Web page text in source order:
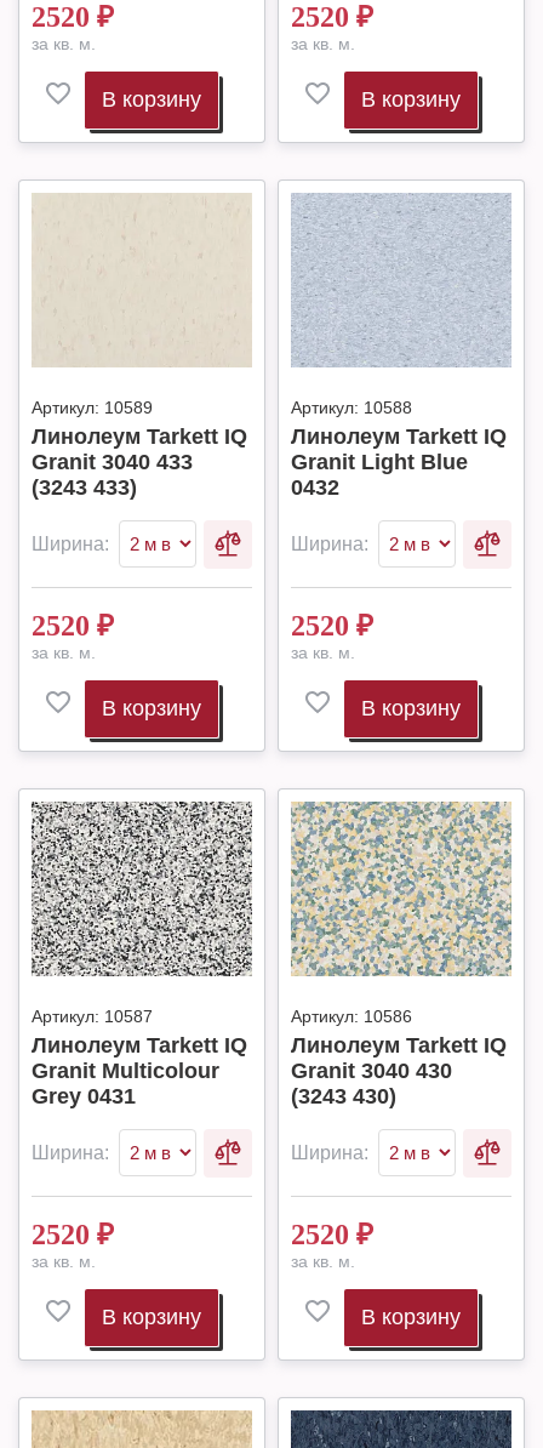
2520 ₽
за кв. м.
В корзину
2520 ₽
за кв. м.
В корзину
Артикул: 10589
Линолеум Tarkett IQ
Granit 3040 433
(3243 433)
Ширина:
2520 ₽
за кв. м.
В корзину
Артикул: 10588
Линолеум Tarkett IQ
Granit Light Blue
0432
Ширина:
2520 ₽
за кв. м.
В корзину
Артикул: 10587
Линолеум Tarkett IQ
Granit Multicolour
Grey 0431
Ширина:
2520 ₽
за кв. м.
В корзину
Артикул: 10586
Линолеум Tarkett IQ
Granit 3040 430
(3243 430)
Ширина:
2520 ₽
за кв. м.
В корзину